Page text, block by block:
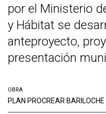
por el Ministerio
y Hábitat se
anteproyecto,
presentación
OBRA
PLAN PROCREAR BARILOCHE